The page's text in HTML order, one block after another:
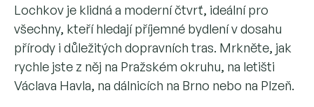
Lochkov je klidná a moderní čtvrť, ideální pro
všechny, kteří hledají příjemné bydlení v dosahu
přírody i důležitých dopravních tras. Mrkněte, jak
rychle jste z něj na Pražském okruhu, na letišti
Václava Havla, na dálnicích na Brno nebo na Plzeň.